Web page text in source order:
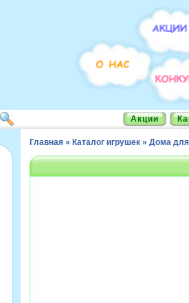
Акции
Главная » Каталог игрушек » Дома для